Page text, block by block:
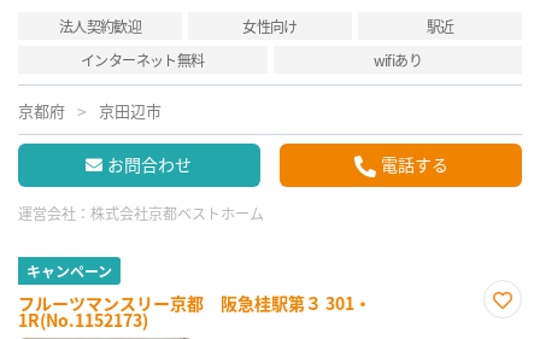
法人契約歓迎 女性向け
駅近
インターネット無料
wifiあり
京都府 京田辺市
お問合わせ 電話する
運営会社： 株式会社京都ベストホーム
キャンペーン
フルーツマンスリー京都 阪急桂駅第３ 301・
1R(No.1152173)